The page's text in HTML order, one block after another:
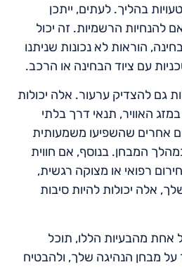
בהליך. לעתים, ייתכן
להנחיות הרשמיות. זה יכול
הוראות לא נכונות שניתנו
עם ציוד הבחינה או הרכב.
גם להצדיק ערעור. אלה יכולות
במזג האוויר, תנאי דרך בלתי
אחרים שהשפיעו משמעותית
המבחן. בנוסף, אם חווית
רפואי או מצוקה רגשית,
אלה יכולות להיות סיבות
אחת מהבעיות הללו, תוכל
על מבחן הנהיגה שלך, ולהבטיח